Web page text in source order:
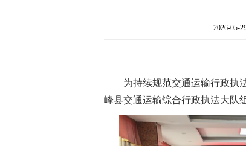
2026-05-
为持续规范交通运输行政执
峰县交通运输综合行政执法大队